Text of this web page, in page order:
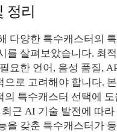
정리
다양한 특수캐스터의
를 살펴보았습니다. 최
요한 언어, 음성 품질,
으로 고려해야 합니다.
의 특수캐스터 선택에
최근 AI 기술 발전에 따
을 갖춘 특수캐스터가